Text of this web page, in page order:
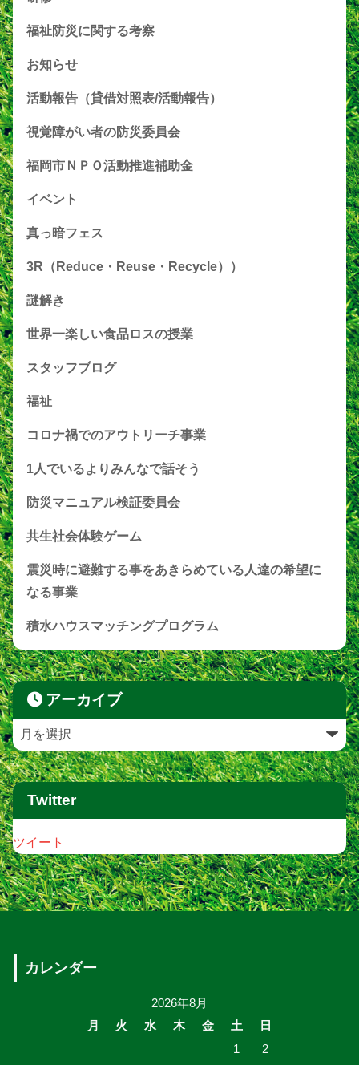
福祉防災に関する考察
お知らせ
活動報告（貸借対照表/活動報告）
視覚障がい者の防災委員会
福岡市ＮＰＯ活動推進補助金
イベント
真っ暗フェス
3R（Reduce・Reuse・Recycle））
謎解き
世界一楽しい食品ロスの授業
スタッフブログ
福祉
コロナ禍でのアウトリーチ事業
1人でいるよりみんなで話そう
防災マニュアル検証委員会
共生社会体験ゲーム
震災時に避難する事をあきらめている人達の希望に
なる事業
積水ハウスマッチングプログラム
アーカイブ
Twitter
ツイート
カレンダー
2026年8月
月
火 水 木 金 土
日
1
2